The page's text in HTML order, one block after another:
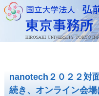
nanotech２０２２対
続き、オンライン会場